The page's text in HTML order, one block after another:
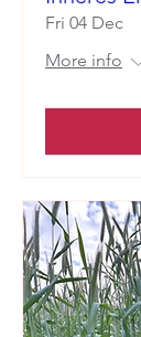
Fri 04 Dec
More info